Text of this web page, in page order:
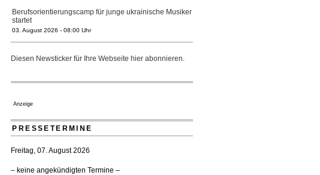
Berufsorientierungscamp für junge ukrainische Musiker
startet
03. August 2026 - 08:00 Uhr
Nationaltheater Mannheim
Regensburger Generalmusikdirektor Stefan Veselka
verlängert bis 2030
21. Juli 2026 - 13:08 Uhr
Opernhäuser gedenken vertriebener jüdischer
Ensemblemitglieder
20. Juli 2026 - 18:15 Uhr
Diesen Newsticker für Ihre Webseite hier abonnieren.
Anzeige
PRESSETERMINE
Freitag, 07. August 2026
– keine angekündigten Termine –